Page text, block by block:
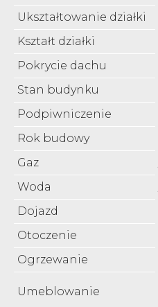
Ukształtowanie działki
Kształt działki
Pokrycie dachu
Stan budynku
Podpiwniczenie
Rok budowy
Gaz
Woda
Dojazd
Otoczenie
Ogrzewanie
Umeblowanie